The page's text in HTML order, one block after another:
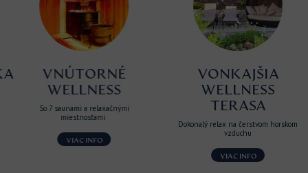
VNÚTORNÉ
WELLNESS
So 7 saunami a relaxačnými
miestnosťami
VIAC INFO
VONKAJŠIA
WELLNESS
TERASA
Dokonalý relax na čerstvom horskom
vzduchu
VIAC INFO